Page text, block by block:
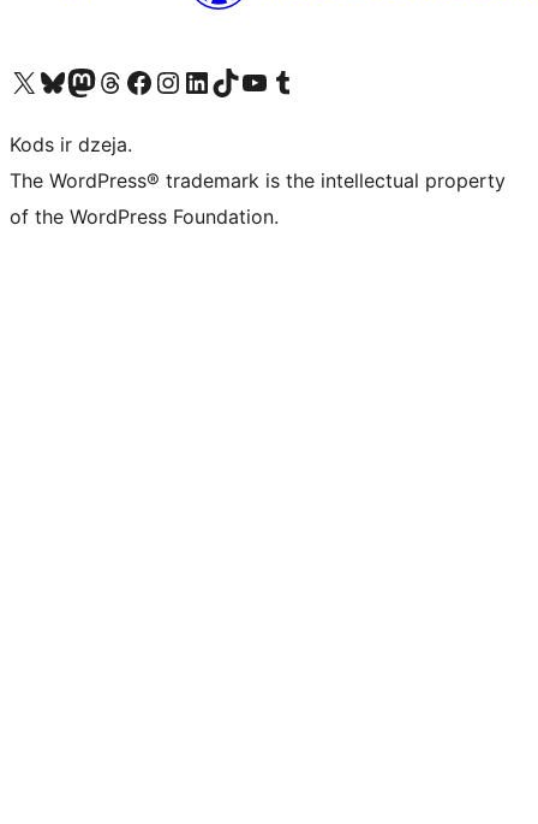
Apmeklējiet mūsu X (agrāk Twitter) kontu
Apmeklējiet mūsu Bluesky kontu
Apmeklējiet mūsu Mastodon kontu
Apmeklējiet mūsu Threads kontu
Apmeklējiet mūsu Facebook lapuApmeklējiet mūsu Instagram kontu
Apmeklējiet mūsu LinkedIn kontu
Apmeklējiet mūsu TikTok kontu
Apmeklējiet mūsu YouTube kanālu
Apmeklējiet mūsu Tumblr kontu
Kods ir dzeja.
The WordPress® trademark is the intellectual property
of the WordPress Foundation.